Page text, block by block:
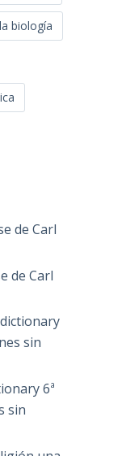
biología
de Carl
de Carl
sin
6ª
sin